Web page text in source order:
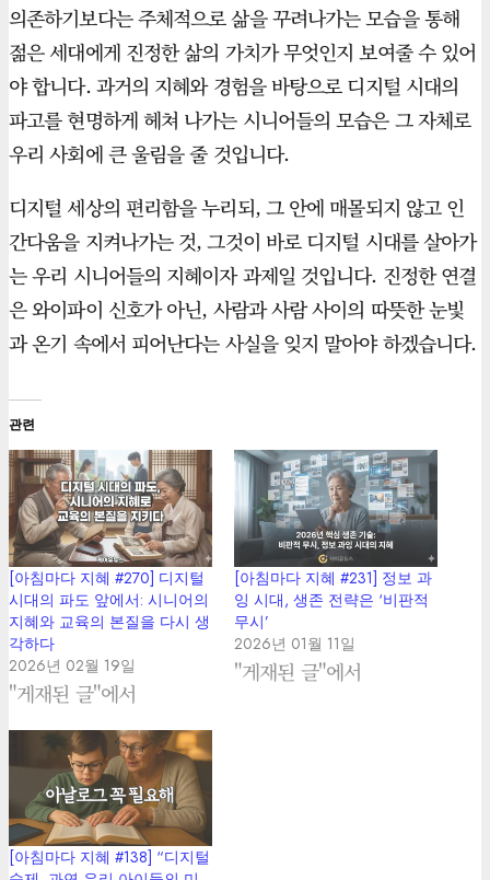
의존하기보다는 주체적으로 삶을 꾸려나가는 모습을 통해
젊은 세대에게 진정한 삶의 가치가 무엇인지 보여줄 수 있어
야 합니다. 과거의 지혜와 경험을 바탕으로 디지털 시대의
파고를 현명하게 헤쳐 나가는 시니어들의 모습은 그 자체로
우리 사회에 큰 울림을 줄 것입니다.
디지털 세상의 편리함을 누리되, 그 안에 매몰되지 않고 인
간다움을 지켜나가는 것, 그것이 바로 디지털 시대를 살아가
는 우리 시니어들의 지혜이자 과제일 것입니다. 진정한 연결
은 와이파이 신호가 아닌, 사람과 사람 사이의 따뜻한 눈빛
과 온기 속에서 피어난다는 사실을 잊지 말아야 하겠습니다.
관련
[아침마다 지혜 #270] 디지털
시대의 파도 앞에서: 시니어의
지혜와 교육의 본질을 다시 생
각하다
2026년 02월 19일
"게재된 글"에서
[아침마다 지혜 #231] 정보 과
잉 시대, 생존 전략은 ‘비판적
무시’
2026년 01월 11일
"게재된 글"에서
[아침마다 지혜 #138] “디지털